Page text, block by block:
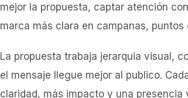
mejor la propuesta, captar atención
marca más clara en campanas,
La propuesta trabaja jerarquia visual,
el mensaje llegue mejor al publico.
claridad, más impacto y una